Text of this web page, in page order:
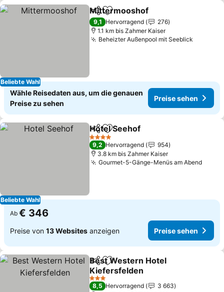
Beliebte Wahl
TeilenZu Favoriten hinzufügen
Mittermooshof
9,1 Hervorragend
276
1.1 km bis Zahmer Kaiser
Beheizter Außenpool mit Seeblick
Wähle Reisedaten aus, um die genauen
Preise zu sehen
Preise sehen
Beliebte Wahl
TeilenZu Favoriten hinzufügen
Hotel Seehof
4 Sterne
9,2 Hervorragend
954
3.8 km bis Zahmer Kaiser
Gourmet-5-Gänge-Menüs am Abend
Ab € 346
Preise von 13 Websites anzeigen Preise sehen
TeilenZu Favoriten hinzufügen
Best Western Hotel
Kiefersfelden
Preise sehen
3 Sterne
8,5 Hervorragend
3 663